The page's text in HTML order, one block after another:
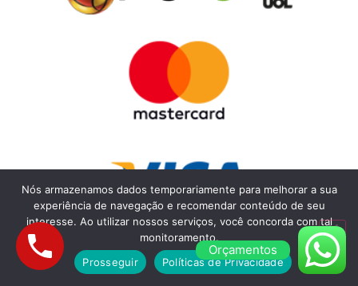
Orçamentos
Nós armazenamos dados temporariamente para melhorar a sua
experiência de navegação e recomendar conteúdo de seu
interesse. Ao utilizar nossos serviços, você concorda com tal
monitoramento.
Prosseguir
Políticas de Privacidade